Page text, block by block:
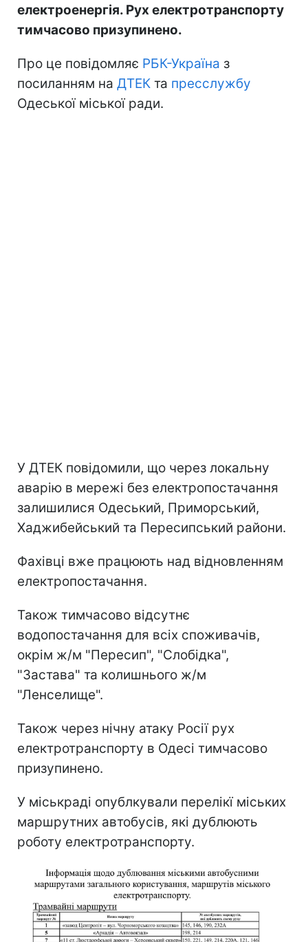
електроенергія. Рух електротранспорту
тимчасово призупинено.
Про це повідомляє РБК-Україна з
посиланням на ДТЕК та пресслужбу
Одеської міської ради.
У ДТЕК повідомили, що через локальну
аварію в мережі без електропостачання
залишилися Одеський, Приморський,
Хаджибейський та Пересипський райони.
Фахівці вже працюють над відновленням
електропостачання.
Також тимчасово відсутнє
водопостачання для всіх споживачів,
окрім ж/м "Пересип", "Слобідка",
"Застава" та колишнього ж/м
"Ленселище".
Також через нічну атаку Росії рух
електротранспорту в Одесі тимчасово
призупинено.
У міськраді опублкували перелікї міських
маршрутних автобусів, які дублюють
роботу електротранспорту.